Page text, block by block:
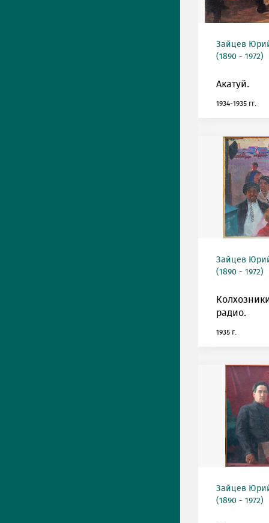
Зайцев
(1890 - 1972)
Акатуй.
1934-1935 гг.
Зайцев
(1890 - 1972)
радио.
1935 г.
Зайцев
(1890 - 1972)